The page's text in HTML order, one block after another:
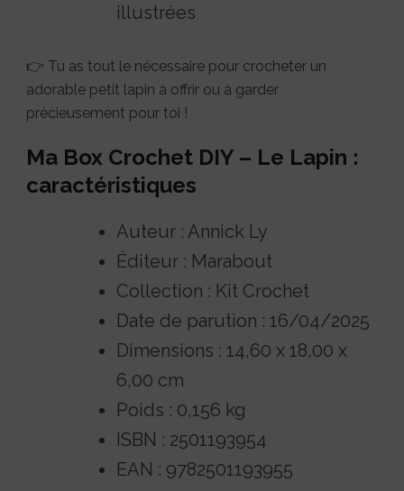
illustrées
👉 Tu as tout le nécessaire pour crocheter un
adorable petit lapin à offrir ou à garder
précieusement pour toi !
Ma Box Crochet DIY – Le Lapin :
caractéristiques
Auteur : Annick Ly
Éditeur : Marabout
Collection : Kit Crochet
Date de parution : 16/04/2025
Dimensions : 14,60 x 18,00 x
6,00 cm
Poids : 0,156 kg
ISBN : 2501193954
EAN : 9782501193955